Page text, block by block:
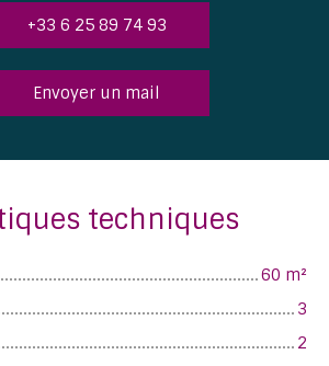
+33 6 25 89 74 93
Envoyer un mail
techniques
60 m²
3
2